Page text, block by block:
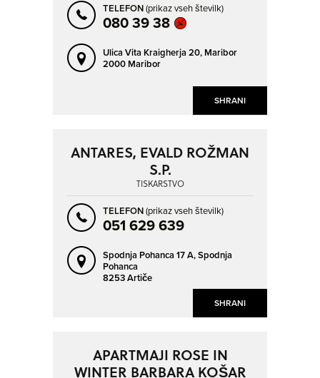
SHRANI
TELEFON(prikaz vseh številk)
080 39 38
Ulica Vita Kraigherja 20, Maribor
2000 Maribor
SHRANI
ANTARES, EVALD ROŽMAN
S.P.
TISKARSTVO
TELEFON(prikaz vseh številk)
051 629 639
Spodnja Pohanca 17 A,Spodnja
Pohanca
8253 Artiče
APARTMAJI ROSE IN
WINTER BARBARA KOŠAR